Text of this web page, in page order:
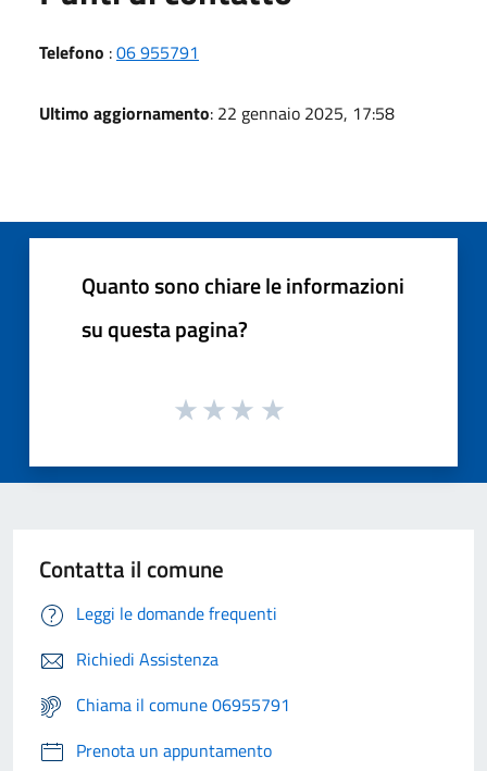
Telefono :06 955791
Ultimo aggiornamento: 22 gennaio 2025, 17:58
Quanto sono chiare le informazioni
su questa pagina?
Contatta il comune
Leggi le domande frequenti
Richiedi Assistenza
Chiama il comune 06955791
Prenota un appuntamento